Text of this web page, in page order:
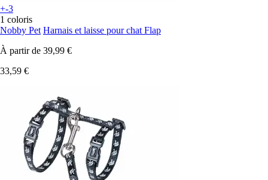
+-3
1 coloris
Nobby Pet Harnais et laisse pour chat Flap
À partir de 39,99 €
33,59 €